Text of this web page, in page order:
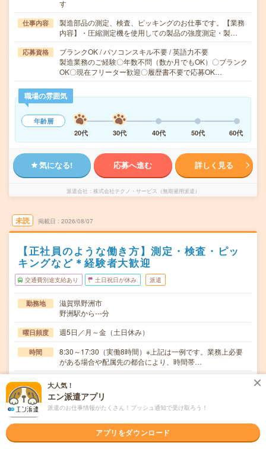
す
仕事内容
製造部品の測定、検査、ピッキングのお仕事です。【業務
内容】・圧縮測定機を使用しての製品の強度測定・製…
応募資格
ブランクOK / パソコンスキル不要 / 英語力不要
製造業務のご経験〇年数不問（数か月でもOK）〇ブランク
OK〇現在フリーター歓迎〇履歴書不要で応募OK…
職場の雰囲気
年齢層
20代
30代 40代 50代 60代
気になる! 応募へ進む 詳しく見る
派遣会社 株式会社テクノ・サービス（無期雇用派遣）
未読 掲載日 2026/08/07
【正社員のような働き方】測定・検査・ピッ
キングなど＊経験者大歓迎
交通費別途支給あり 土日祝日が休み 派遣
勤務地
滋賀県野洲市
野洲駅から---分
曜日頻度 週5日／月～金（土日休み）
時間
8:30～17:30（実働8時間）※上記は一例です。業務上必要
がある場合や配属先の都合により、時間帯…
期間
無期雇用（テクノ・サービスの正社員として勤務いただき
ます）
時給
月給19万円～24万円 ★配属先が変更となった際の待機期
大人気！
エン派遣アプリ
派遣のお仕事情報がたくさん！プッシュ通知で受け取ろう！
アプリをダウンロード